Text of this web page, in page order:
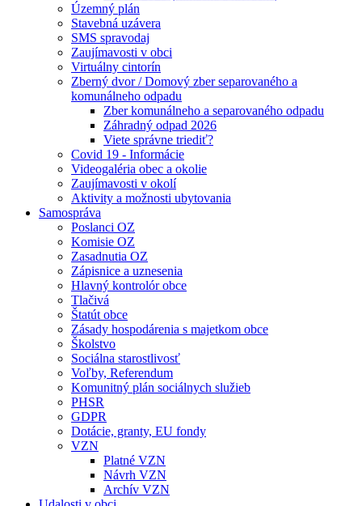
Územný plán
Stavebná uzávera
SMS spravodaj
Zaujímavosti v obci
Virtuálny cintorín
Zberný dvor / Domový zber separovaného a
komunálneho odpadu
Zber komunálneho a separovaného odpadu
Záhradný odpad 2026
Viete správne triediť?
Covid 19 - Informácie
Videogaléria obec a okolie
Zaujímavosti v okolí
Aktivity a možnosti ubytovania
Samospráva
Poslanci OZ
Komisie OZ
Zasadnutia OZ
Zápisnice a uznesenia
Hlavný kontrolór obce
Tlačivá
Štatút obce
Zásady hospodárenia s majetkom obce
Školstvo
Sociálna starostlivosť
Voľby, Referendum
Komunitný plán sociálnych služieb
PHSR
GDPR
Dotácie, granty, EU fondy
VZN
Platné VZN
Návrh VZN
Archív VZN